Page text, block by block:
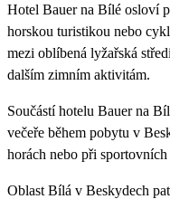
Hotel Bauer na Bílé osloví
horskou turistikou nebo
mezi oblíbená lyžařská
dalším zimním aktivitám.
Součástí hotelu Bauer na
večeře během pobytu v
horách nebo při
Oblast Bílá v Beskydech